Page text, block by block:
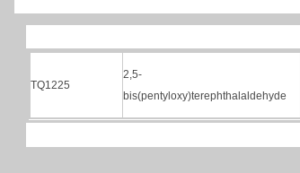
TQ1225
2,5-
bis(pentyloxy)terephthalaldehyde